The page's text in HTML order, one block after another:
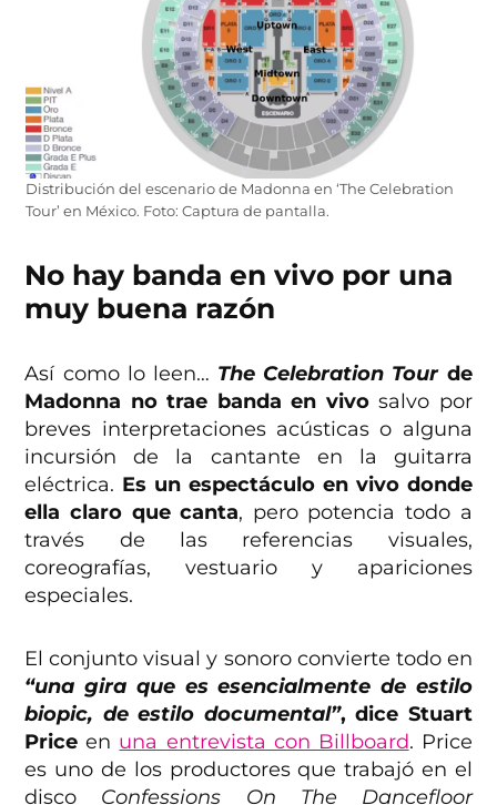
Distribución del escenario de Madonna en ‘The Celebration
Tour’ en México. Foto: Captura de pantalla.
No hay banda en vivo por una
muy buena razón
Así como lo leen… The Celebration Tourde
Madonna no trae banda en vivosalvo por
breves interpretaciones acústicas o alguna
incursión de la cantante en la guitarra
eléctrica. Es un espectáculo en vivo donde
ella claro que canta, pero potencia todo a
través de las referencias visuales,
coreografías, vestuario y apariciones
especiales.
El conjunto visual y sonoro convierte todo en
“una gira que es esencialmente de estilo
biopic, de estilo documental”, dice Stuart
Price en una entrevista con Billboard. Price
es uno de los productores que trabajó en el
disco Confessions On The Dancefloor